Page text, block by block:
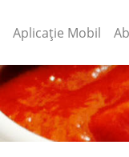
(current)
Aplicație Mobil